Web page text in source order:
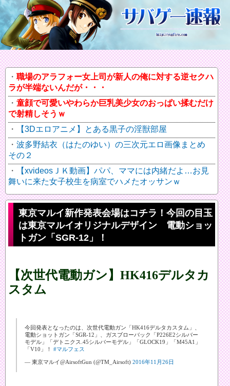
職場のアラフォー女上司が新人の俺に対する逆セクハ
ラが半端ないんだが・・・
童顔で可愛いやわらか巨乳美少女のおっぱい揉むだけ
で射精しそうｗ
【3Dエロアニメ】とある黒子の淫獣部屋
波多野結衣（はたのゆい）の三次元エロ画像まとめ
その２
【xvideosＪＫ動画】パパ、ママには内緒だよ…お見
舞いに来た女子校生を病室でハメたオッサンｗ
東京マルイ新作発表会場はコチラ！今回の目玉
は東京マルイオリジナルデザイン 電動ショッ
トガン「SGR-12」！
【次世代電動ガン】HK416デルタカ
スタム
今回発表となったのは、次世代電動ガン「HK416デルタカスタム」、
電動ショットガン「SGR-12」、ガスブローバック「P226E2シルバー
モデル」「デトニクス.45シルバーモデル」「GLOCK19」「M45A1」
「V10」！ #マルフェス
— 東京マルイ@AirsoftGun (@TM_Airsoft) 2016年11月26日